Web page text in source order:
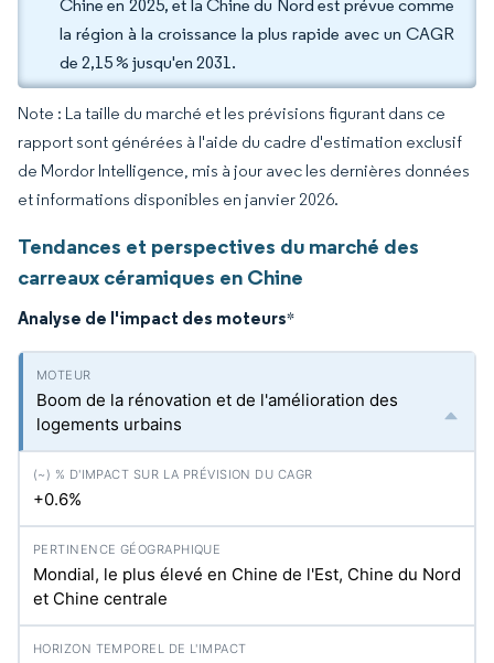
Chine en 2025, et la Chine du Nord est prévue comme
la région à la croissance la plus rapide avec un CAGR
de 2,15 % jusqu'en 2031.
Note : La taille du marché et les prévisions figurant dans ce
rapport sont générées à l'aide du cadre d'estimation exclusif
de Mordor Intelligence, mis à jour avec les dernières données
et informations disponibles en janvier 2026.
Tendances et perspectives du marché des
carreaux céramiques en Chine
Analyse de l'impact des moteurs*
Boom de la rénovation et de l'amélioration des
logements urbains
+0.6%
Mondial, le plus élevé en Chine de l'Est, Chine du Nord
et Chine centrale